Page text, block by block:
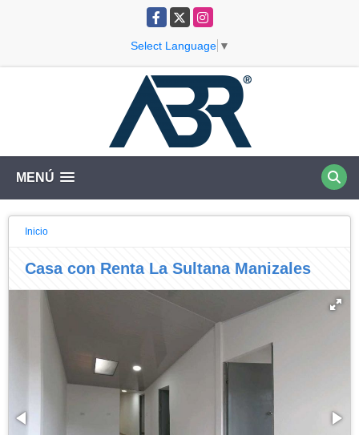
Facebook
X Instagram
Select Language ▼
MENÚ
Inicio
Casa con Renta La Sultana Manizales